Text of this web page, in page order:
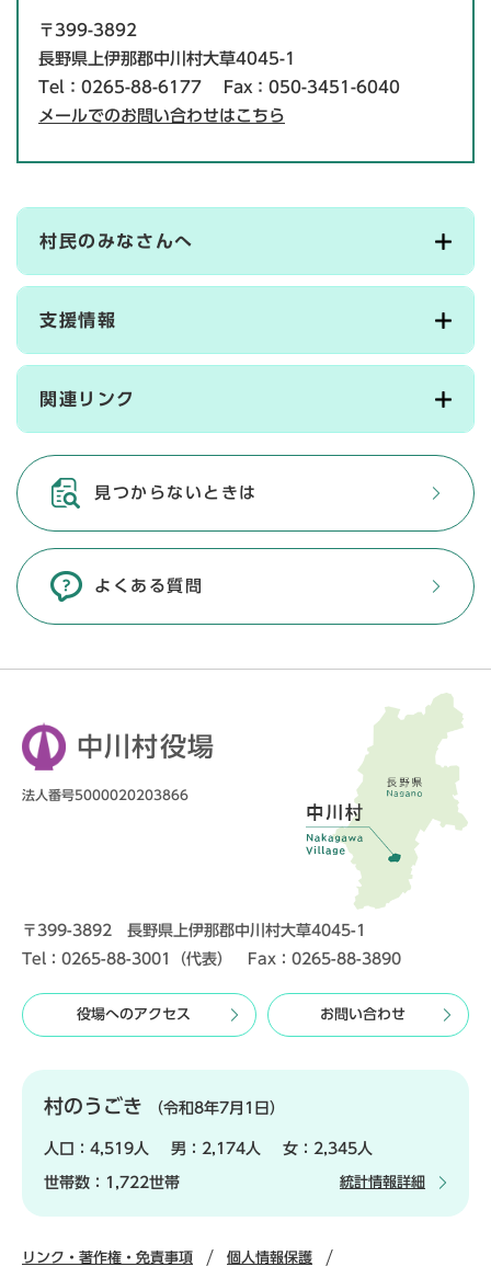
〒399-3892
長野県上伊那郡中川村大草4045-1
Tel：0265-88-6177
Fax：050-3451-6040
メールでのお問い合わせはこちら
村民のみなさんへ
支援情報
関連リンク
見つからないときは
よくある質問
中川村役場
法人番号5000020203866
〒399-3892 長野県上伊那郡中川村大草4045-1
Tel：0265-88-3001（代表） Fax：0265-88-3890
役場へのアクセス お問い合わせ
村のうごき （令和8年7月1日）
人口： 4,519人 男： 2,174人 女： 2,345人
世帯数： 1,722世帯 統計情報詳細
リンク・著作権・免責事項 個人情報保護